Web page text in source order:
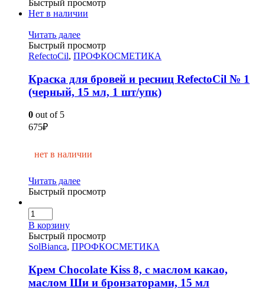
Быстрый просмотр
Нет в наличии
Читать далее
Быстрый просмотр
RefectoCil, ПРОФКОСМЕТИКА
Краска для бровей и ресниц RefectoCil № 1
(черный, 15 мл, 1 шт/упк)
0 out of 5
675₽
нет в наличии
Читать далее
Быстрый просмотр
В корзину
Быстрый просмотр
SolBianca, ПРОФКОСМЕТИКА
Крем Chocolate Kiss 8, с маслом какао,
маслом Ши и бронзаторами, 15 мл